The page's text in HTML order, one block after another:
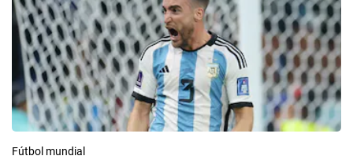
Fútbol mundial